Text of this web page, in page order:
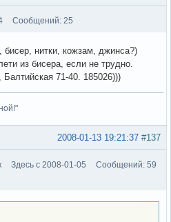
Сообщений: 25
бисер, нитки, кожзам, джинса?)
из бисера, если не трудно.
71-40. 185026)))
#137
2008-01-13 19:21:37
Здесь с 2008-01-05
Сообщений: 59